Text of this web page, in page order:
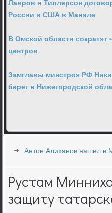
Лавров и Тиллерсон
России и США в Маниле
В Омской области
центров
Замглавы минстроя РФ
берег в Нижегородской
Антон Алиханов нашел в
Рустам
защиту